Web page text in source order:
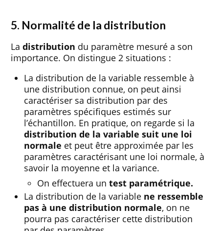
5. Normalité de la distribution
Ladistribution du paramètre mesuré a son
importance. On distingue 2 situations :
La distribution de la variable ressemble à
une distribution connue, on peut ainsi
caractériser sa distribution par des
paramètres spécifiques estimés sur
l’échantillon. En pratique, on regarde si la
distribution de la variable suit une loi
normale et peut être approximée par les
paramètres caractérisant une loi normale, à
savoir la moyenne et la variance.
On effectuera un test paramétrique.
La distribution de la variable ne ressemble
pas à une distribution normale, on ne
pourra pas caractériser cette distribution